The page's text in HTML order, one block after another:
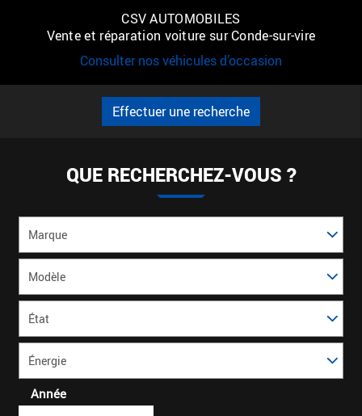
CSV AUTOMOBILES
Vente et réparation voiture sur Conde-sur-vire
Consulter nos véhicules d’occasion
Effectuer une recherche
QUE RECHERCHEZ-VOUS ?
*
Année